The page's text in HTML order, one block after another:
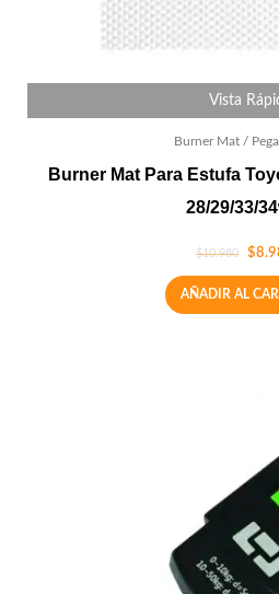
Vista
Burner Mat /
Burner Mat Para Estufa
28/29/33/
$10.980 $
AÑADIR AL